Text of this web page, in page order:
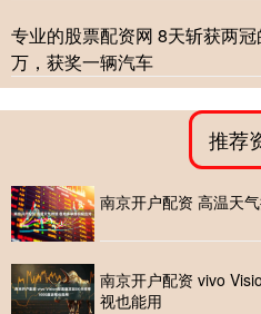
专业的股票配资网 8天斩获两
万，获奖一辆汽车
推荐
南京开户配资 高温天
南京开户配资 vivo
视也能用